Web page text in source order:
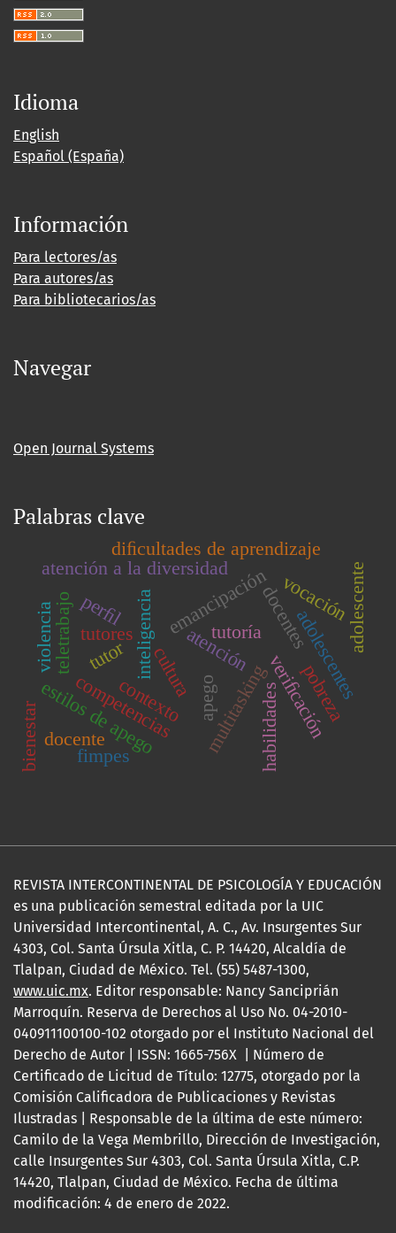
Idioma
English
Español (España)
Información
Para lectores/as
Para autores/as
Para bibliotecarios/as
Navegar
Open Journal Systems
Palabras clave
multitasking
atención
emancipación
veriﬁcación
inteligencia
competencias
tutores docentes
teletrabajo
apego
cultura
estilos de apego
atención a la diversidad
diﬁcultades de aprendizaje
docente
vocaciónadolescente
tutor
tutoría
habilidades
adolescentes
contexto
perﬁl
bienestar
violencia
pobreza
fimpes
REVISTA INTERCONTINENTAL DE PSICOLOGÍA Y EDUCACIÓN
es una publicación semestral editada por la UIC
Universidad Intercontinental, A. C., Av. Insurgentes Sur
4303, Col. Santa Úrsula Xitla, C. P. 14420, Alcaldía de
Tlalpan, Ciudad de México. Tel. (55) 5487-1300,
www.uic.mx. Editor responsable: Nancy Sanciprián
Marroquín. Reserva de Derechos al Uso No. 04-2010-
040911100100-102 otorgado por el Instituto Nacional del
Derecho de Autor | ISSN: 1665-756X | Número de
Certificado de Licitud de Título: 12775, otorgado por la
Comisión Calificadora de Publicaciones y Revistas
Ilustradas | Responsable de la última de este número:
Camilo de la Vega Membrillo, Dirección de Investigación,
calle Insurgentes Sur 4303, Col. Santa Úrsula Xitla, C.P.
14420, Tlalpan, Ciudad de México. Fecha de última
modificación: 4 de enero de 2022.